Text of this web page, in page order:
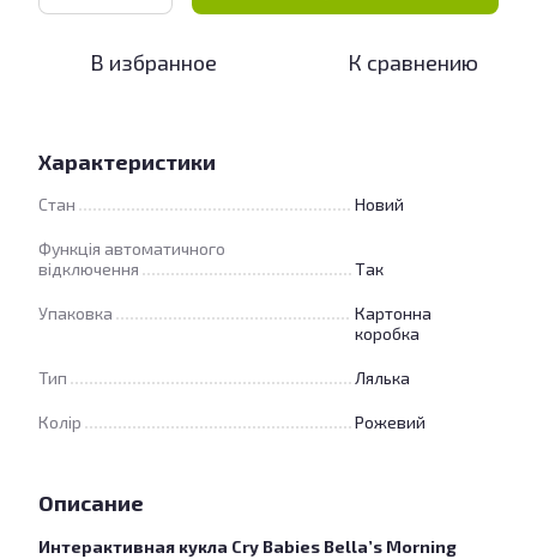
В избранное К сравнению
Характеристики
Стан Новий
Функція автоматичного
відключення
Так
Упаковка
Картонна
коробка
Тип Лялька
Колір Рожевий
Описание
Интерактивная кукла Cry Babies Bella’s Morning